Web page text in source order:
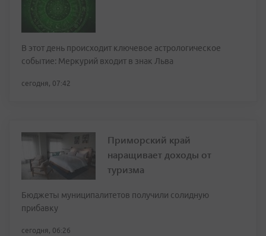
В этот день происходит ключевое астрологическое
событие: Меркурий входит в знак Льва
сегодня, 07:42
Приморский край
наращивает доходы от
туризма
Бюджеты муниципалитетов получили солидную
прибавку
сегодня, 06:26